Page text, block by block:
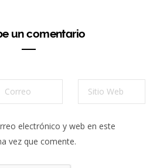
un comentario
electrónico y web en este
vez que comente.